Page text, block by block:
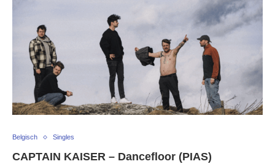
Belgisch Singles
CAPTAIN KAISER – Dancefloor (PIAS)